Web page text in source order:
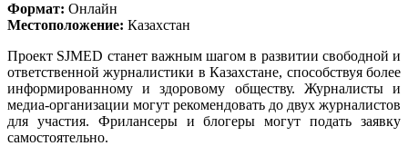
Формат: Онлайн
Местоположение: Казахстан
Проект SJMED станет важным шагом в развитии свободной и
ответственной журналистики в Казахстане, способствуя более
информированному и здоровому обществу. Журналисты и
медиа-организации могут рекомендовать до двух журналистов
для участия. Фрилансеры и блогеры могут подать заявку
самостоятельно.